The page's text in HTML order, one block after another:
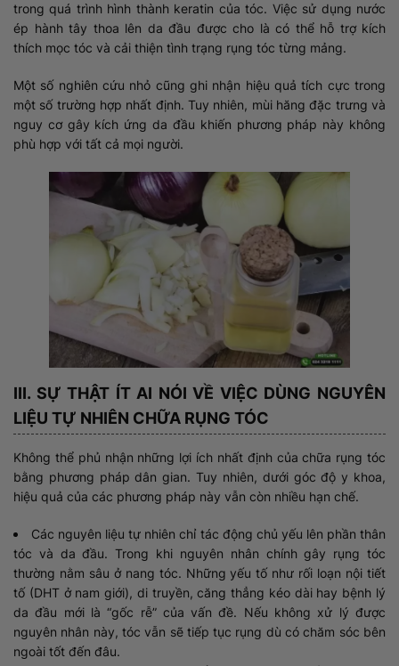
trong quá trình hình thành keratin của tóc. Việc sử dụng nước
ép hành tây thoa lên da đầu được cho là có thể hỗ trợ kích
thích mọc tóc và cải thiện tình trạng rụng tóc từng mảng.
Một số nghiên cứu nhỏ cũng ghi nhận hiệu quả tích cực trong
một số trường hợp nhất định. Tuy nhiên, mùi hăng đặc trưng và
nguy cơ gây kích ứng da đầu khiến phương pháp này không
phù hợp với tất cả mọi người.
III. SỰ THẬT ÍT AI NÓI VỀ VIỆC DÙNG NGUYÊN
LIỆU TỰ NHIÊN CHỮA RỤNG TÓC
Không thể phủ nhận những lợi ích nhất định của chữa rụng tóc
bằng phương pháp dân gian. Tuy nhiên, dưới góc độ y khoa,
hiệu quả của các phương pháp này vẫn còn nhiều hạn chế.
Các nguyên liệu tự nhiên chỉ tác động chủ yếu lên phần thân
tóc và da đầu. Trong khi nguyên nhân chính gây rụng tóc
thường nằm sâu ở nang tóc. Những yếu tố như rối loạn nội tiết
tố (DHT ở nam giới), di truyền, căng thẳng kéo dài hay bệnh lý
da đầu mới là “gốc rễ” của vấn đề. Nếu không xử lý được
nguyên nhân này, tóc vẫn sẽ tiếp tục rụng dù có chăm sóc bên
ngoài tốt đến đâu.